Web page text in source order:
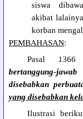
siswa
akibat
korban
PEMBAHASAN:
Pasal 1366
bertanggung-
disebabkan
yang disebabkan
Ilustrasi